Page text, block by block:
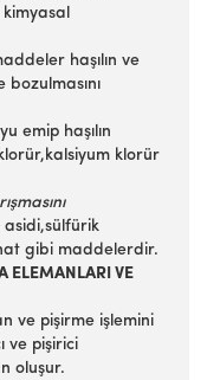
haşılın ve
bozulmasını
emip haşılın
klorür
gibi maddelerdir.
ELEMANLARI VE
ve pişirme işlemini
ve pişirici
oluşur.